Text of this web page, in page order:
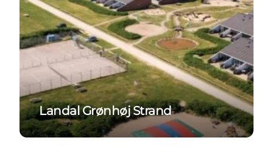
Landal Grønhøj Strand